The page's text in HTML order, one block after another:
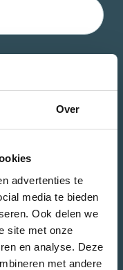
Over
advertenties te
media te bieden
Ook delen we
site met onze
en analyse. Deze
met andere